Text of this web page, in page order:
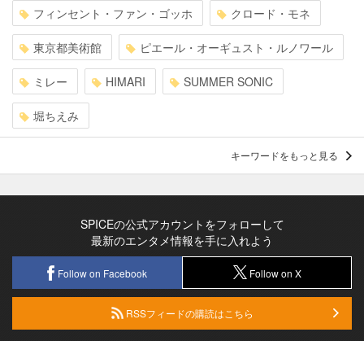
フィンセント・ファン・ゴッホ クロード・モネ
東京都美術館 ピエール・オーギュスト・ルノワール
ミレー HIMARI SUMMER SONIC
堀ちえみ
キーワードをもっと見る
SPICEの公式アカウントをフォローして
最新のエンタメ情報を手に入れよう
Follow on Facebook Follow on X
RSSフィードの購読はこちら